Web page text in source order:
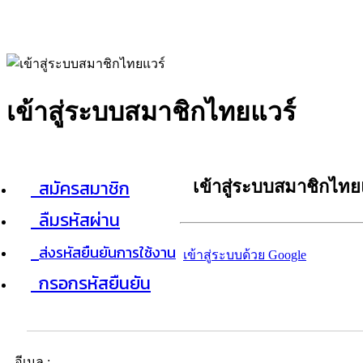
เข้าสู่ระบบสมาชิกไทยแวร์
สมัครสมาชิก
ลืมรหัสผ่าน
ส่งรหัสยืนยันการใช้งาน
กรอกรหัสยืนยัน
เข้าสู่ระบบสมาชิกไท
เข้าสู่ระบบด้วย Google